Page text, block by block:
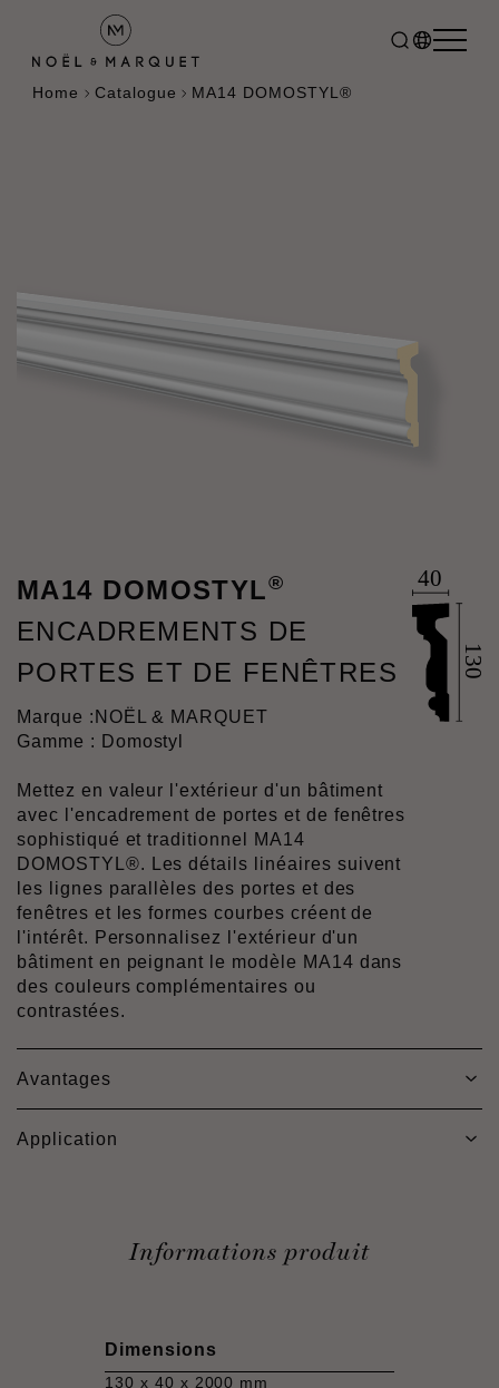
Home Catalogue MA14 DOMOSTYL®
MA14 DOMOSTYL®
ENCADREMENTS DE
PORTES ET DE FENÊTRES
Marque : NOËL & MARQUET
Gamme : Domostyl
Mettez en valeur l'extérieur d'un bâtiment
avec l'encadrement de portes et de fenêtres
sophistiqué et traditionnel MA14
DOMOSTYL®. Les détails linéaires suivent
les lignes parallèles des portes et des
fenêtres et les formes courbes créent de
l'intérêt. Personnalisez l'extérieur d'un
bâtiment en peignant le modèle MA14 dans
des couleurs complémentaires ou
contrastées.
Avantages
Application
Informations produit
Dimensions
130 x 40 x 2000 mm